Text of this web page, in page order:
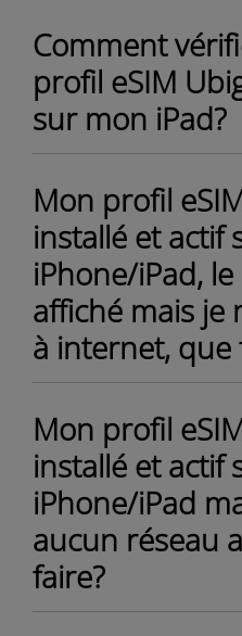
Comment
profil eSIM
sur mon iPad?
Mon profil
installé et actif
iPhone/iPad,
affiché mais je
à internet, que
Mon profil
installé et actif
iPhone/iPad
aucun réseau
faire?